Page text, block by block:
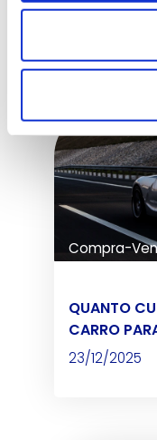
Compra-
QUANTO
CARRO
23/12/2025